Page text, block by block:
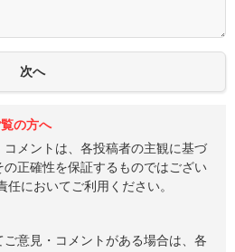
の方へ
メントは、各投稿者の主観に基づ
の正確性を保証するものではござい
任においてご利用ください。
意見・コメントがある場合は、各